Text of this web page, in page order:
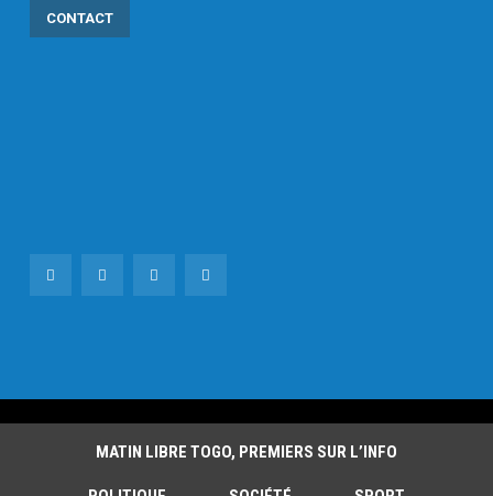
CONTACT
MATIN LIBRE TOGO, PREMIERS SUR L’INFO